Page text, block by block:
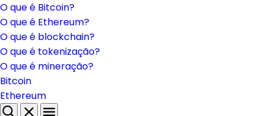
O que é Bitcoin?
O que é Ethereum?
O que é blockchain?
O que é tokenização?
O que é mineração?
Bitcoin
Ethereum